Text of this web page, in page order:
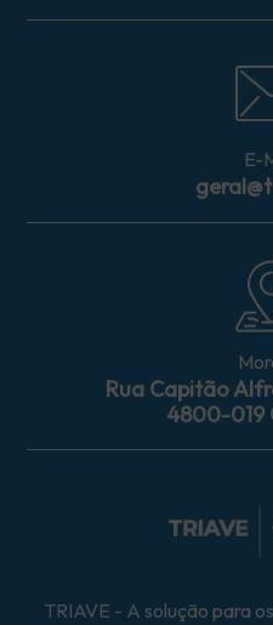
E-
Rua Capitão
4800-019
TRIAVE - A solução para